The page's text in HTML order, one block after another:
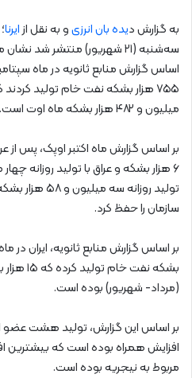
به گزارش دیده بان انرزیو به نقل ازایرنا
میلیون و ۴۸۲ هزار بشکه ماه اوت است.
تولید روزانه
سازمان را حفظ کرد.
(مرداد- شهریور) بوده است.
بر اساس این گزارش، تولید هشت عضو
مربوط به نیجریه بوده است.